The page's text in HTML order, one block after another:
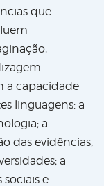
que
a capacidade
linguagens: a
a
das evidências;
a
e